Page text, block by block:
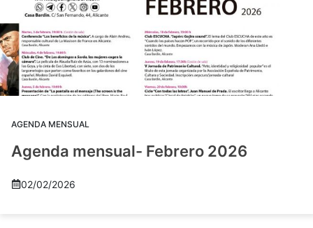
AGENDA MENSUAL
Agenda mensual- Febrero 2026
02/02/2026